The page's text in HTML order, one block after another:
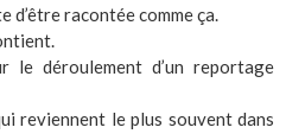
racontée comme ça.
le déroulement d’un reportage
reviennent le plus souvent dans